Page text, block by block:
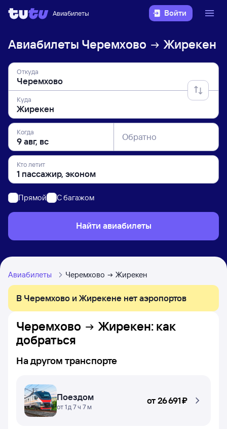
Авиабилеты Войти
Авиабилеты Черемхово Жирекен
Откуда
Куда
Когда Обратно
Кто летит
Прямой C багажом
Найти авиабилеты
Авиабилеты Черемхово Жирекен
В Черемхово и Жирекене нет аэропортов
Черемхово Жирекен: как
добраться
На другом транспорте
Поездом
от 1 д 7 ч 7 м
от26 ⁠691 ⁠₽